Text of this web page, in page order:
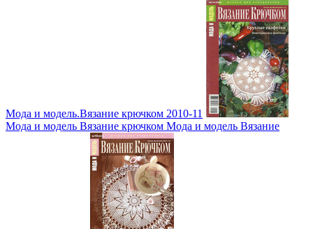
Мода и модель.Вязание крючком 2010-11
Мода и модель Вязание крючком Мода и модель Вязание